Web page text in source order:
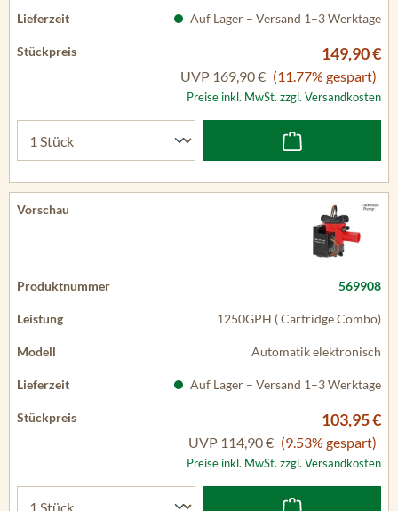
Auf Lager – Versand 1–3 Werktage
149,90 €
UVP 169,90 € (11.77% gespart)
Preise inkl. MwSt. zzgl. Versandkosten
569908
1250GPH ( Cartridge Combo)
Automatik elektronisch
Auf Lager – Versand 1–3 Werktage
103,95 €
UVP 114,90 € (9.53% gespart)
Preise inkl. MwSt. zzgl. Versandkosten